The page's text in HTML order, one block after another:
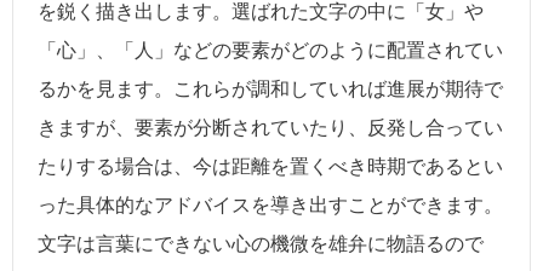
を鋭く描き出します。選ばれた文字の中に「女」や
「心」、「人」などの要素がどのように配置されてい
るかを見ます。これらが調和していれば進展が期待で
きますが、要素が分断されていたり、反発し合ってい
たりする場合は、今は距離を置くべき時期であるとい
った具体的なアドバイスを導き出すことができます。
文字は言葉にできない心の機微を雄弁に物語るので